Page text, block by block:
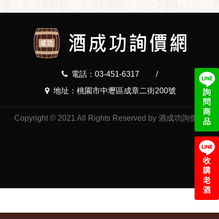
詢
問
商
品
收
購
老
酒
電話：03-451-6317
/
地址：桃園市中壢區成章二街200號
Copyright © 2021 All Rights Reserved by 酒成功詢價網